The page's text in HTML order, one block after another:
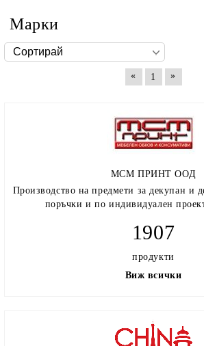
Марки
« 1 »
МСМ ПРИНТ ООД
Производство на предмети за декупан и
поръчки и по индивидуален
1907
продукти
Виж всички